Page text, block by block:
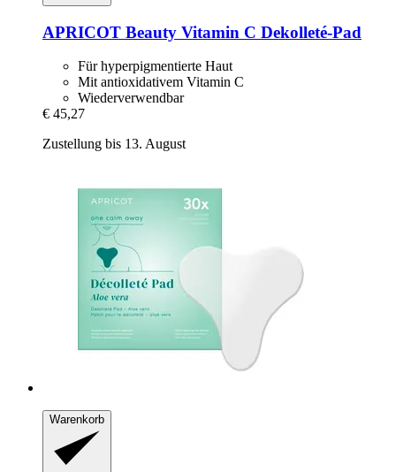
APRICOT Beauty Vitamin C Dekolleté-​Pad
Für hyperpigmentierte Haut
Mit antioxidativem Vitamin C
Wiederverwendbar
€ 45,27
Zustellung bis 13. August
Warenkorb